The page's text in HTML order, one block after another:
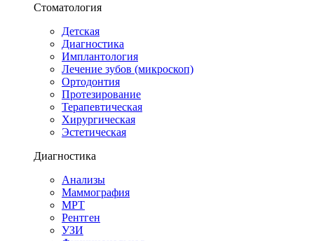
Стоматология
Детская
Диагностика
Имплантология
Лечение зубов (микроскоп)
Ортодонтия
Протезирование
Терапевтическая
Хирургическая
Эстетическая
Диагностика
Анализы
Маммография
МРТ
Рентген
УЗИ